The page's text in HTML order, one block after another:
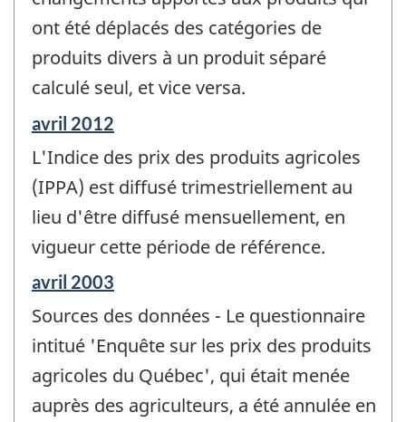
ont été déplacés des catégories de
produits divers à un produit séparé
calculé seul, et vice versa.
Période
référence
de
changement
-
avril 2012
L'Indice des prix des produits agricoles
(IPPA) est diffusé trimestriellement au
lieu d'être diffusé mensuellement, en
vigueur cette période de référence.
Période
référence
de
changement
-
avril 2003
Sources des données - Le questionnaire
intitué 'Enquête sur les prix des produits
agricoles du Québec', qui était menée
auprès des agriculteurs, a été annulée en